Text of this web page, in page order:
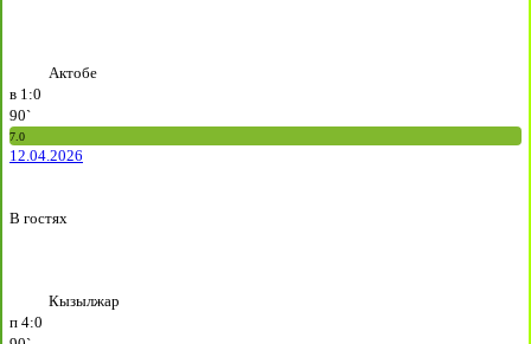
Актобе
в 1:0
90`
7.0
12.04.2026
В гостях
Кызылжар
п 4:0